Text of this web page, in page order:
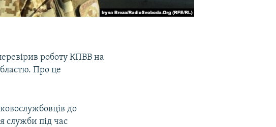
роботу КПВВ на
Про це
до
служби під час